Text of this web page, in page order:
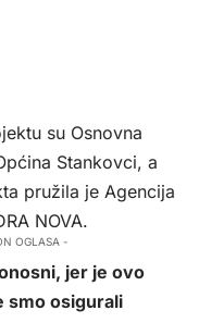
su Osnovna
Stankovci, a
pružila je Agencija
NOVA.
OGLASA -
jer je ovo
smo osigurali